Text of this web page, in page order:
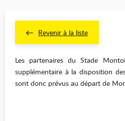
Revenir à la liste
Les partenaires du Stade
supplémentaire à la disposition
sont donc prévus au départ de